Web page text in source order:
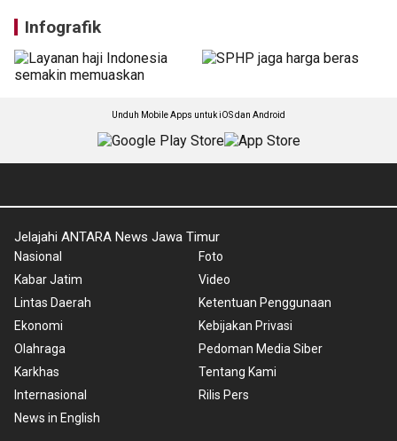
Infografik
Unduh Mobile Apps untuk iOS dan Android
Jelajahi ANTARA News Jawa Timur
Nasional
Kabar Jatim
Lintas Daerah
Ekonomi
Olahraga
Karkhas
Internasional
News in English
Foto
Video
Ketentuan Penggunaan
Kebijakan Privasi
Pedoman Media Siber
Tentang Kami
Rilis Pers